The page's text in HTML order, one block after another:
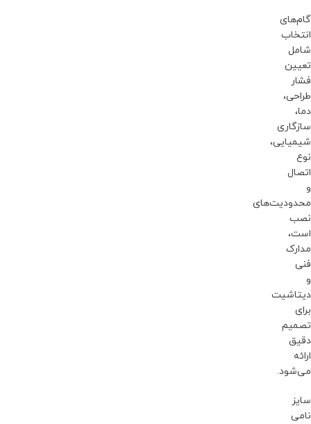
گام‌های
انتخاب
شامل
تعیین
فشار
طراحی،
دما،
سازگاری
شیمیایی،
نوع
اتصال
و
محدودیت‌های
نصب
است،
مدارک
فنی
و
دیتاشیت
برای
تصمیم
دقیق
ارائه
می‌شود.
سایز
نامی